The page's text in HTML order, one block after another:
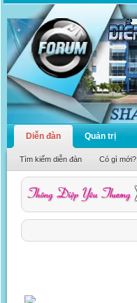
Diễn đàn
Tìm kiếm diễn đàn Có gì mới?
Quản trị